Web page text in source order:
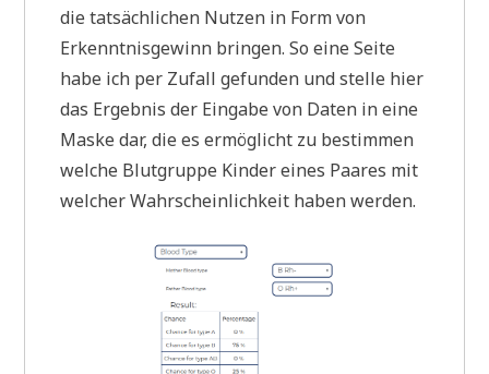
die tat­säch­li­chen Nut­zen in Form von
Erkennt­nis­ge­winn brin­gen. So eine Sei­te
habe ich per Zufall gefun­den und stel­le hier
das Ergeb­nis der Ein­ga­be von Daten in eine
Mas­ke dar, die es ermög­licht zu bestim­men
wel­che Blut­grup­pe Kin­der eines Paa­res mit
wel­cher Wahr­schein­lich­keit haben werden.